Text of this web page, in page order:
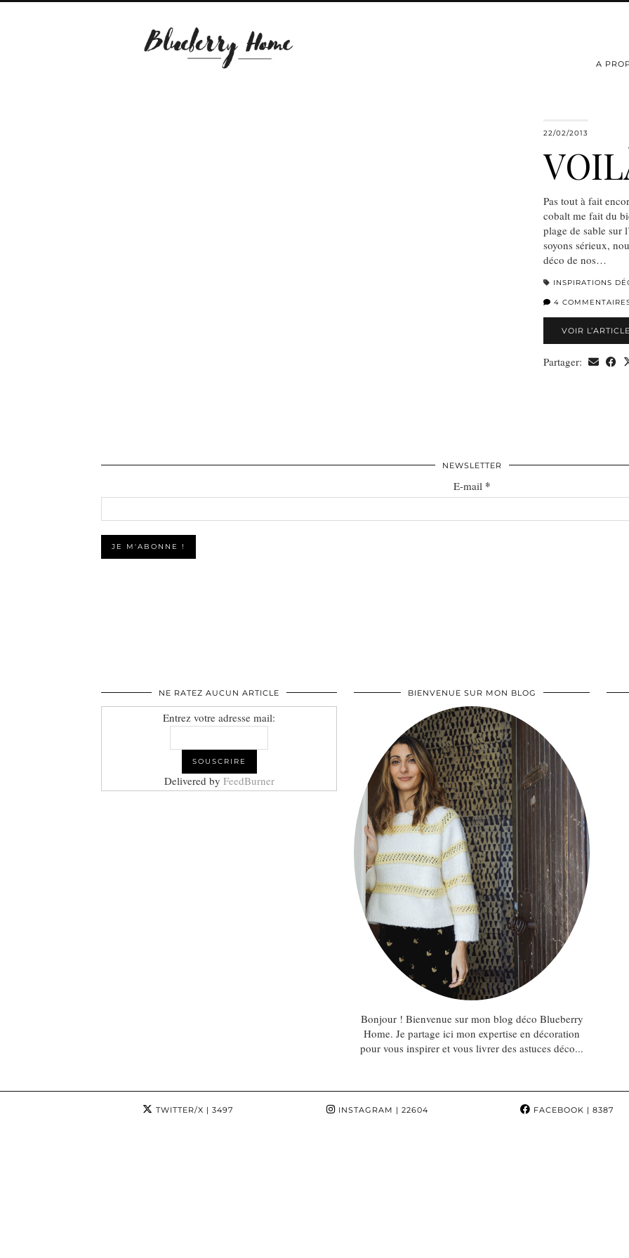
A
22/02/2013
Pas tout à fait
cobalt me fait du
plage de sable
soyons sérieux,
déco de nos…
INSPIRATIONS
4
VOIR
Partager:
NEWSLETTER
E-mail *
NE RATEZ AUCUN ARTICLE
Entrez votre adresse mail:
Delivered by FeedBurner
BIENVENUE SUR MON BLOG
Bonjour ! Bienvenue sur mon blog déco Blueberry
Home. Je partage ici mon expertise en décoration
pour vous inspirer et vous livrer des astuces déco...
TWITTER/X | 3497 INSTAGRAM | 22604 FACEBOOK | 8387